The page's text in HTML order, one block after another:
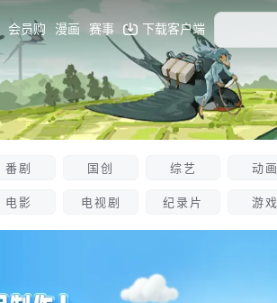
会员购 漫画 赛事 下载客户端
番剧
电影
国创
电视剧
综艺
纪录片
动画
游戏